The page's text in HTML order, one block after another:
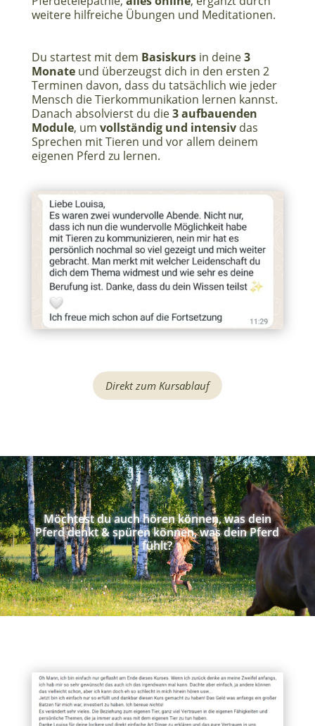
weitere hilfreiche Übungen und Meditationen.
Du startest mit dem Basiskursin deine3
Monateund überzeugst dich in den ersten 2
Terminen davon, dass du tatsächlich wie jeder
Mensch die Tierkommunikation lernen kannst.
Danach absolvierst du die3 aufbauenden
Module, um vollständig und intensivdas
Sprechen mit Tieren und vor allem deinem
eigenen Pferd zu lernen.
Direkt zum Kursablauf
Möchtest du auch hören können, was dein
Pferd denkt & spüren können, was dein Pferd
fühlt?